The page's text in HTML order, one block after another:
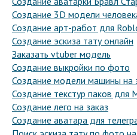
Создание 3D модели
Создание арт-работ для
Создание эскиза тату онлайн
Заказать vtuber модель
Создание выкройки по фото
Создание модели машины на
Создание текстур паков для
Создание лего на заказ
Создание аватара для